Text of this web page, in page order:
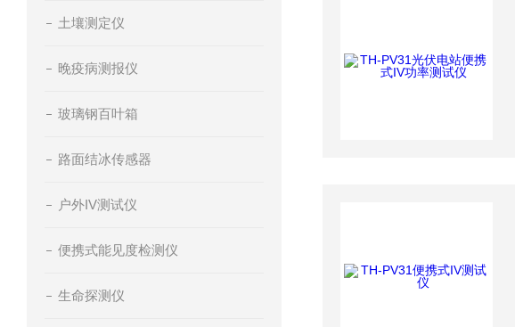
土壤测定仪
晚疫病测报仪
玻璃钢百叶箱
路面结冰传感器
户外IV测试仪
便携式能见度检测仪
生命探测仪